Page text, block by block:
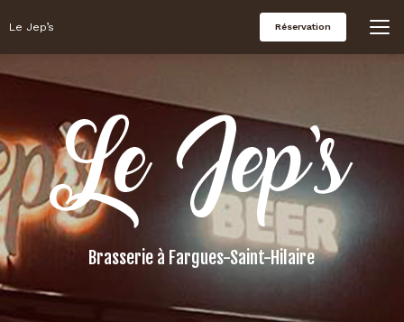
auLe Jep’s Réservation
Brasserie à Fargues-Saint-Hilaire